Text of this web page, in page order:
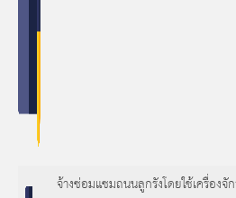
จ้างซ่อมแซมถนนลูกรังโดยใช้เครื่องจั